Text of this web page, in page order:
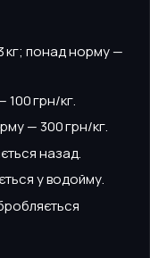
кг; понад норму —
грн/кг.
— 300 грн/кг.
назад.
у водойму.